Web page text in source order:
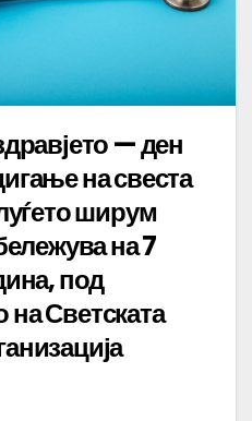
— ден
на свеста
ширум
на 7
под
Светската